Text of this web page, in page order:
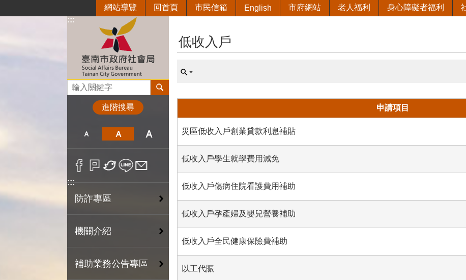
:::
網站導覽 回首頁 市民信箱 English 市府網站 老人福利 身心障礙者福利
搜尋
進階搜尋
:::
防詐專區
機關介紹
補助業務公告專區
低收入戶
申請項目
災區低收入戶創業貸款利息補貼
低收入戶學生就學費用減免
低收入戶傷病住院看護費用補助
低收入戶孕產婦及嬰兒營養補助
低收入戶全民健康保險費補助
以工代賑